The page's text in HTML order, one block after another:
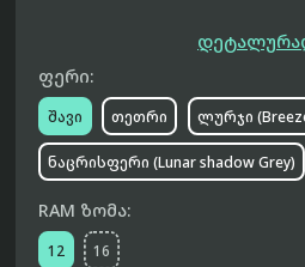
ფერი:
შავი თეთრი ლურჯი
ნაცრისფერი (Lunar shadow Grey)
RAM ზომა:
12 16